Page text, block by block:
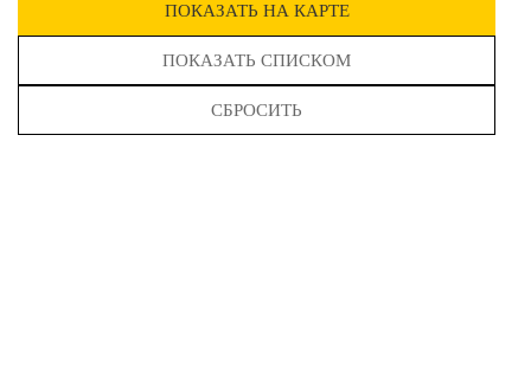
ПОКАЗАТЬ НА КАРТЕ
ПОКАЗАТЬ СПИСКОМ
СБРОСИТЬ